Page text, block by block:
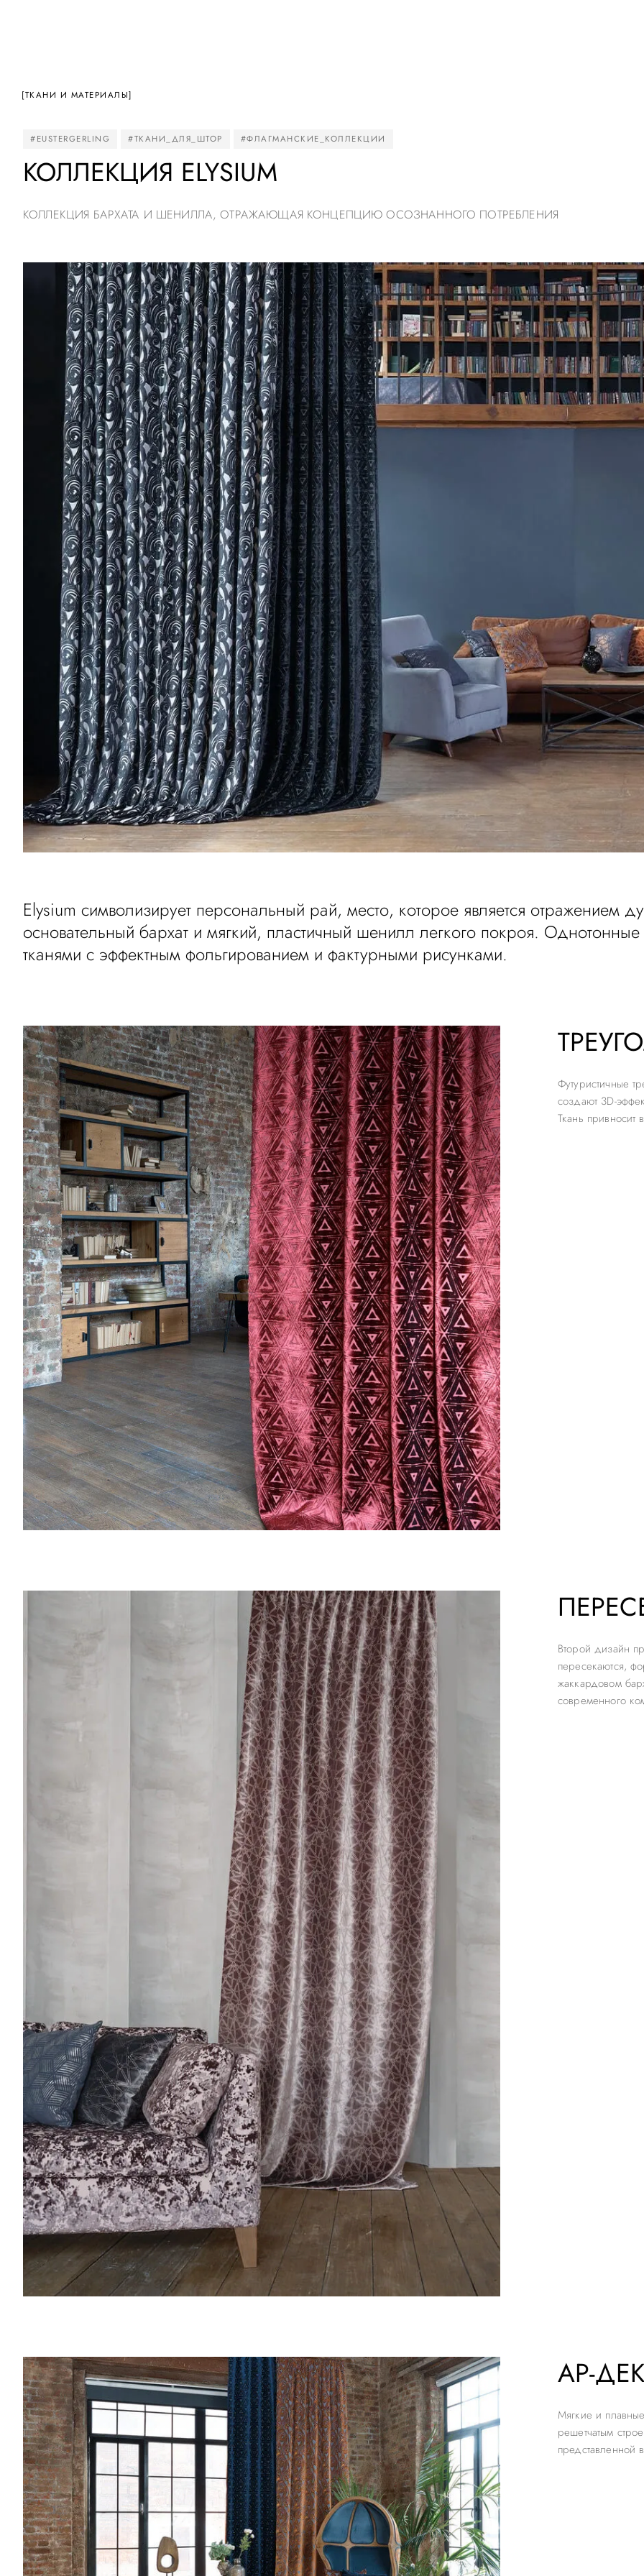
[ТКАНИ И МАТЕРИАЛЫ]
#EUSTERGERLING #ТКАНИ_ДЛЯ_ШТОР #ФЛАГМАНСКИЕ_КОЛЛЕКЦИИ
КОЛЛЕКЦИЯ ELYSIUM
КОЛЛЕКЦИЯ БАРХАТА И ШЕНИЛЛА, ОТРАЖАЮЩАЯ КОНЦЕПЦИЮ ОСОЗНАННОГО ПОТРЕБЛЕНИЯ
Elysium символизирует персональный рай, место, которое является отражением
основательный бархат и мягкий, пластичный шенилл легкого покроя.
тканями с эффектным фольгированием и фактурными рисунками.
Футуристичные
создают 3D-
Ткань привносит
Второй дизайн
пересекаются,
жаккардовом
современного
АР-
Мягкие и
решетчатым
представленной